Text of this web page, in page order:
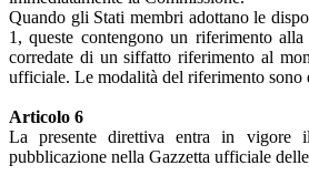
Quando gli Stati membri adottano le
1, queste contengono un riferimento
corredate di un siffatto riferimento al
ufficiale. Le modalità del riferimento sono
Articolo 6
La presente direttiva entra in vigore
pubblicazione nella Gazzetta ufficiale